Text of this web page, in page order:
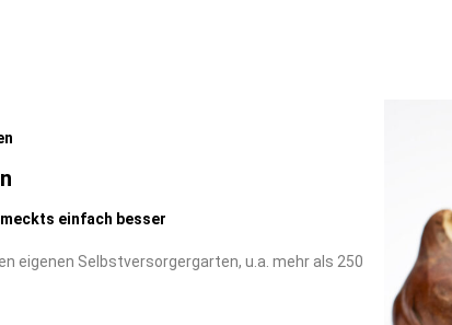
einfach besser
eigenen Selbstversorgergarten, u.a. mehr als 250